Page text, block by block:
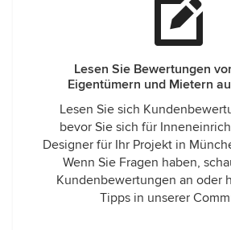
Lesen Sie Bewertungen
Eigentümern und Mietern
Lesen Sie sich
bevor Sie sich für
Designer für Ihr Projekt in
Wenn Sie Fragen haben,
Kundenbewertungen an oder
Tipps in unserer